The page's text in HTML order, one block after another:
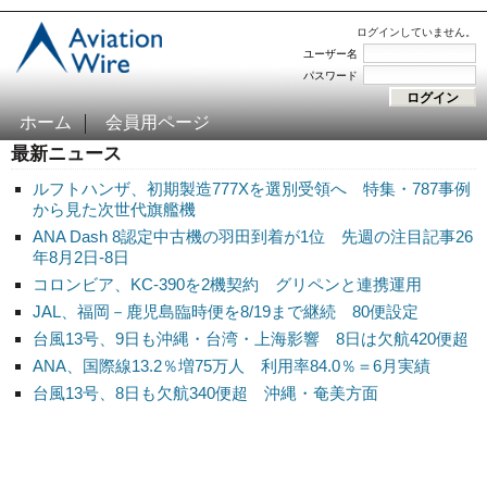
ログインしていません。
ユーザー名
パスワード
ホーム 会員用ページ
最新ニュース
ルフトハンザ、初期製造777Xを選別受領へ 特集・787事例
から見た次世代旗艦機
ANA Dash 8認定中古機の羽田到着が1位 先週の注目記事26
年8月2日-8日
コロンビア、KC-390を2機契約 グリペンと連携運用
JAL、福岡－鹿児島臨時便を8/19まで継続 80便設定
台風13号、9日も沖縄・台湾・上海影響 8日は欠航420便超
ANA、国際線13.2％増75万人 利用率84.0％＝6月実績
台風13号、8日も欠航340便超 沖縄・奄美方面